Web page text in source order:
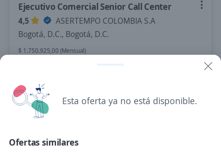
Ejecutivo Comercial Senior Call Center
4,5
ASERTEMPO COLOMBIA S.A
Bogotá, D.C., Bogotá, D.C.
$ 1.750.925,00 (Mensual)
Se precisa Urgente Empleo destacado
Ejecutivo Comercial Producto
INSPECTION & CERTIFICATION COLOMBIA SAS
Esta oferta ya no está disponible.
Ofertas similares